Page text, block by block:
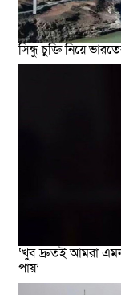
সিন্ধু চুক্তি নিয়ে
‘খুব দ্রুতই আমরা
পায়’